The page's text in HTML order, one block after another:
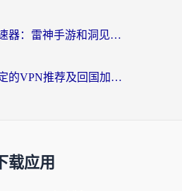
海外党选回国加速器：雷神手游和洞见哪个好？附iPhone免费VPN推荐及ChickCNUfunR实测
海外党必看：稳定的VPN推荐及回国加速器选择全攻略——告别地域限制，轻松刷国内资源
下载应用